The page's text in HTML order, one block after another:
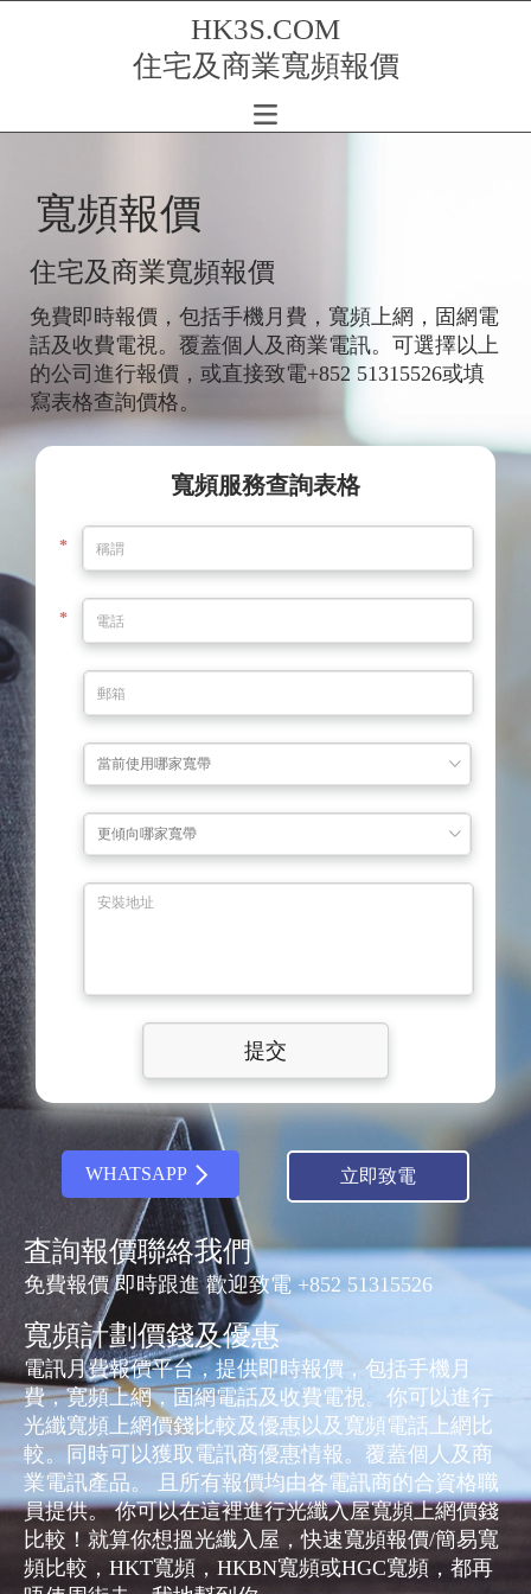
HK3S.COM
住宅及商業寬頻報價
寬頻報價
住宅及商業寬頻報價
免費即時報價，包括手機月費，寬頻上網，固網電
話及收費電視。覆蓋個人及商業電訊。可選擇以上
的公司進行報價，或直接致電+852 51315526或填
寫表格查詢價格。
寬頻服務查詢表格
* 稱謂
* 電話
郵箱
當前使用哪家寬帶
更傾向哪家寬帶
安裝地址
提交
WHATSAPP 立即致電
査詢報價聯絡我們
免費報價 即時跟進 歡迎致電 +852 51315526
寬頻計劃價錢及優惠
電訊月費報價平台，提供即時報價，包括手機月
費，寛頻上網，固網電話及收費電視。你可以進行
光纖寬頻上網價錢比較及優惠以及寬頻電話上網比
較。同時可以獲取電訊商優惠情報。覆蓋個人及商
業電訊產品。 且所有報價均由各電訊商的合資格職
員提供。 你可以在這裡進行光纖入屋寬頻上網價錢
比較！就算你想搵光纖入屋，快速寬頻報價/簡易寬
頻比較，HKT寬頻，HKBN寬頻或HGC寬頻，都再